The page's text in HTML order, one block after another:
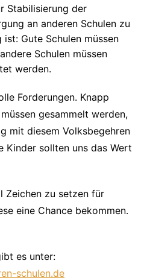
Stabilisierung der
an anderen Schulen zu
ist: Gute Schulen müssen
Schulen müssen
werden.
Forderungen. Knapp
gesammelt werden,
mit diesem Volksbegehren
sollten uns das Wert
Zeichen zu setzen für
eine Chance bekommen.
es unter:
schulen.de